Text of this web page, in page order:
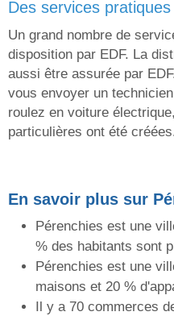
des services
Un grand nombre de
disposition par EDF. La
aussi être assurée par
vous envoyer un
roulez en voiture
particulières ont été
En savoir plus sur
Pérenchies est une
% des habitants sont
Pérenchies est une
maisons et 20 %
Il y a 70 commerces